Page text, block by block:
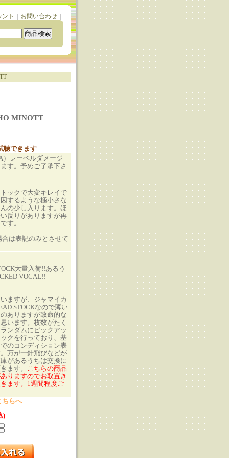
ト お問い合わせ｜
MINOTT
聴できます
）レーベルダメージ
す。予めご了承下さ
ックで大変キレイで
するような極小さな
の少し入ります。ほ
反りがありますが再
す。
は表記のみとさせて
大量入荷!!あるう
VOCAL!!
ますが、ジャマイカ
STOCKなので薄い
ありますが致命的な
います。枚数がたく
ンダムにピックアッ
クを行っており、基
のコンディション表
万が一針飛びなどが
があるうちは交換に
ます。 こちらの商品
りますのでお取置き
ます。1週間程度ご
ちらへ
)